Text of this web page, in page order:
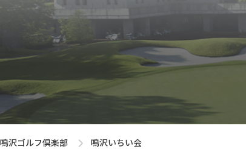
鳴沢ゴルフ倶楽部 鳴沢いちい会